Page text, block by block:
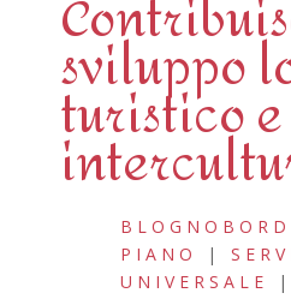
sviluppo
turistico e
PIANO
|
UNIVERSALE
|